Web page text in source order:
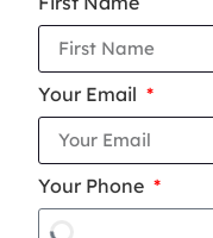
Your Email
Your Phone